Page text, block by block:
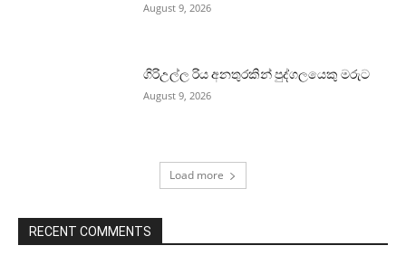
August 9, 2026
ගිරිඋල්ල රිය අනතුරකින් පුද්ගලයෙකු මරුට
August 9, 2026
Load more
RECENT COMMENTS